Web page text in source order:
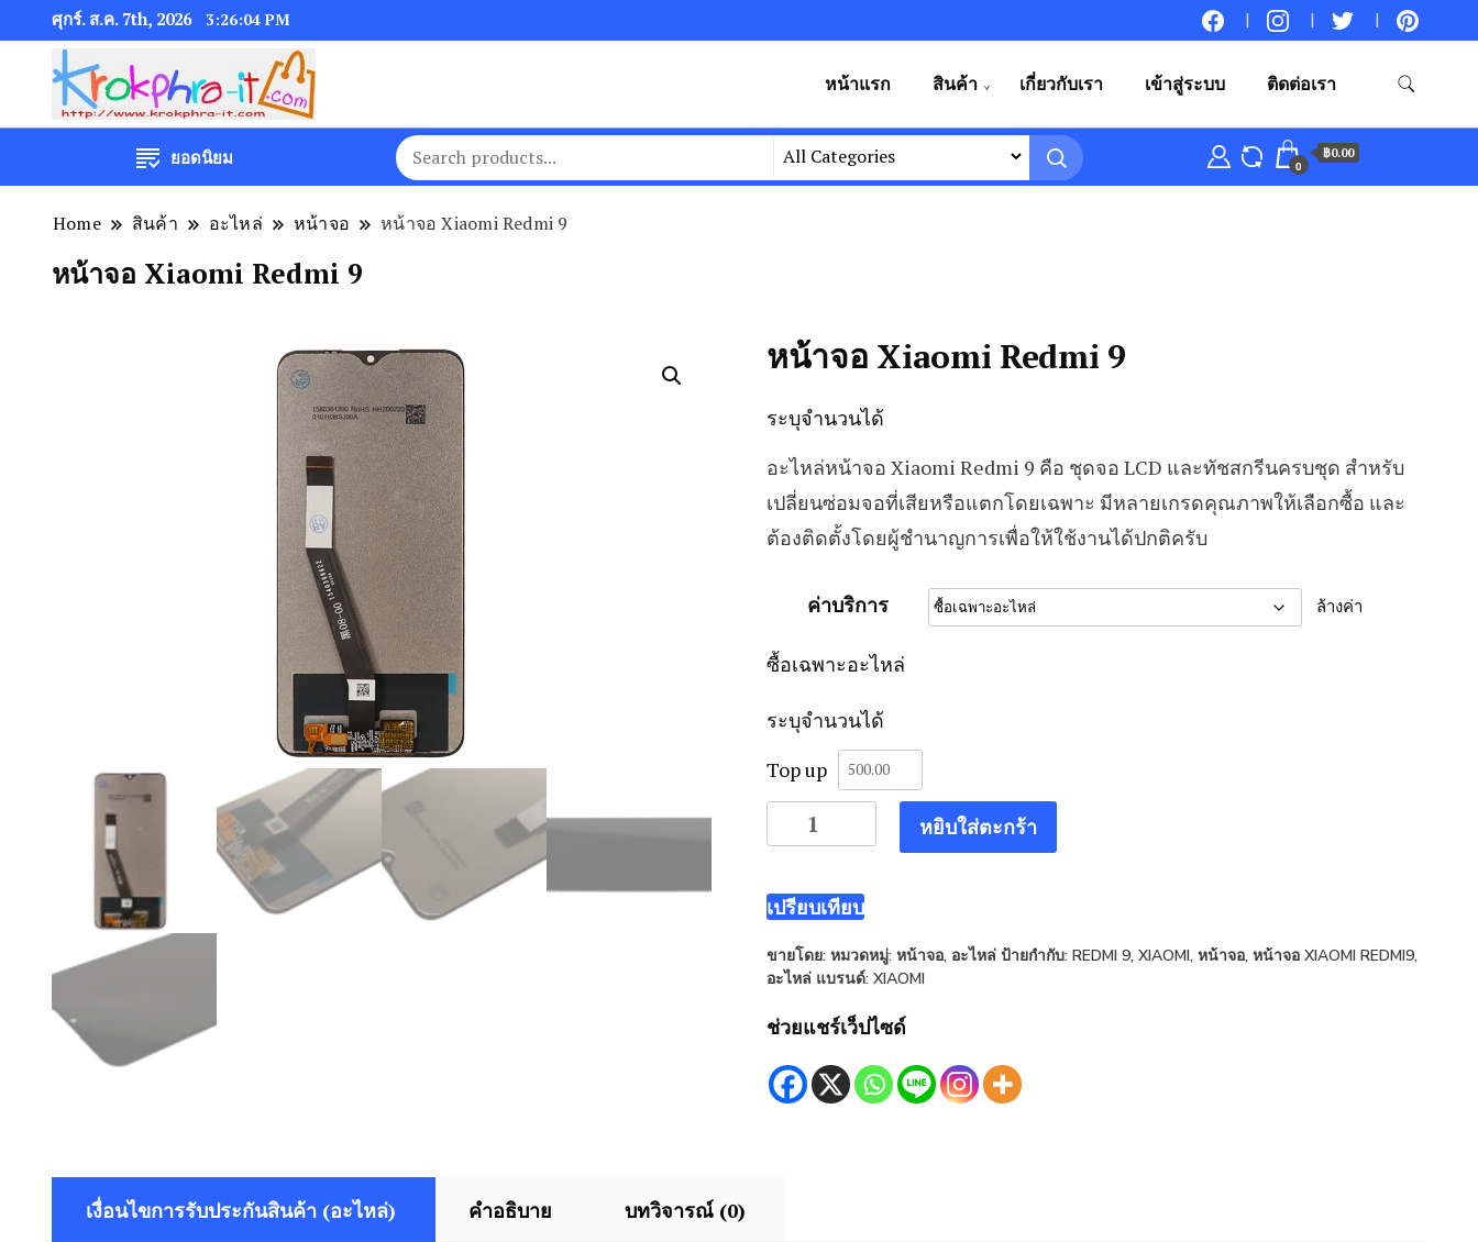
ศุกร์. ส.ค. 7th, 2026 3:26:05 PM
หน้าแรก สินค้า เกี่ยวกับเรา เข้าสู่ระบบ ติดต่อเรา
ยอดนิยม 0
฿0.00
Home สินค้า อะไหล่ หน้าจอ หน้าจอ Xiaomi Redmi 9
หน้าจอ Xiaomi Redmi 9
หน้าจอ Xiaomi Redmi 9
ระบุจำนวนได้
อะไหล่หน้าจอ Xiaomi Redmi 9 คือ ชุดจอ LCD และทัชสกรีนครบชุด สำหรับ
เปลี่ยนซ่อมจอที่เสียหรือแตกโดยเฉพาะ มีหลายเกรดคุณภาพให้เลือกซื้อ และ
ต้องติดตั้งโดยผู้ชำนาญการเพื่อให้ใช้งานได้ปกติครับ
ค่าบริการ ล้างค่า
ซื้อเฉพาะอะไหล่
ระบุจำนวนได้
Top up
จำนวน
หน้า
Xiaomi
9
ชิ้น
หยิบใส่ตะกร้า
เปรียบเทียบ
ขายโดย: หมวดหมู่: หน้าจอ, อะไหล่ ป้ายกำกับ: REDMI 9, XIAOMI, หน้าจอ, หน้าจอ XIAOMI REDMI9,
อะไหล่ แบรนด์: XIAOMI
ช่วยแชร์เว็ปไซด์
เงื่อนไขการรับประกันสินค้า (อะไหล่) คำอธิบาย บทวิจารณ์ (0)